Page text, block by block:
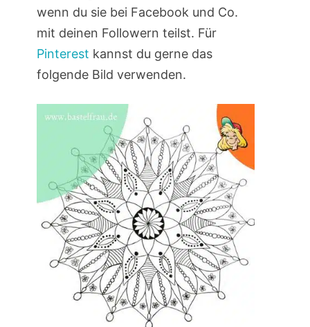
wenn du sie bei Facebook und Co.
mit deinen Followern teilst. Für
Pinterest kannst du gerne das
folgende Bild verwenden.